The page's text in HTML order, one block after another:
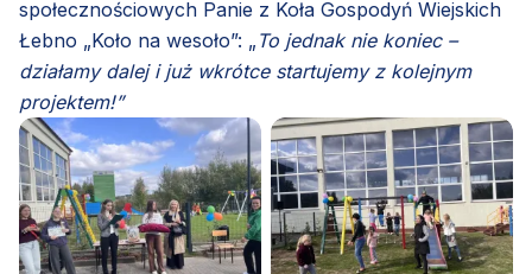
społecznościowych Panie z Koła Gospodyń Wiejskich
Łebno „Koło na wesoło”: „ To jednak nie koniec –
działamy dalej i już wkrótce startujemy z kolejnym
projektem!”